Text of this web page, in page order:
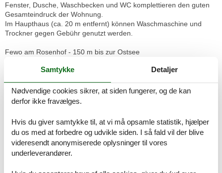
Fenster, Dusche, Waschbecken und WC komplettieren den guten
Gesamteindruck der Wohnung.
Im Haupthaus (ca. 20 m entfernt) können Waschmaschine und
Trockner gegen Gebühr genutzt werden.
Fewo am Rosenhof - 150 m bis zur Ostsee
Wohnzimmer mit Couch, Esstisch, Anrichte, Kabel-TV und Radio
Gästezimmer mit Anrichte und Boxspringbett 1,40 x 2,00
Küchezeile mit Mikrowelle, 4-Platten-Ceran-Herd, Kühlschrank,
Dusche/WC und Terrasse
Nur 150 m vom Strand wohnen Sie in einer 3-Raum-
Ferienwohnung. Die 55 qm große Wohnung liegt im Erdgeschoss.
Das Wohnzimmer ist mit einer Couch, Couchtisch, Anrichte, Kabel-
Samtykke Detaljer
Nødvendige cookies sikrer, at siden fungerer, og de kan
derfor ikke fravælges.
Hvis du giver samtykke til, at vi må opsamle statistik, hjælper
du os med at forbedre og udvikle siden. I så fald vil der blive
videresendt anonymiserede oplysninger til vores
underleverandører.